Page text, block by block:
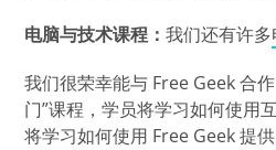
电脑与技术课程： 我们还有许多
我们很荣幸能与 Free Geek 合
门”课程，学员将学习如何使用
将学习如何使用 Free Geek 提